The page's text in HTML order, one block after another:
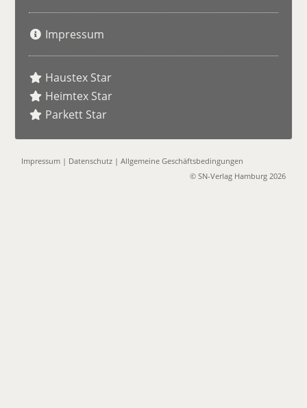
Impressum
Haustex Star
Heimtex Star
Parkett Star
Impressum | Datenschutz |Allgemeine Geschäftsbedingungen
© SN-Verlag Hamburg 2026